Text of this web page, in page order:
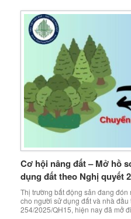
Cơ hội nâng đất – Mở hồ
dụng đất theo Nghị quyết
Thị trường bất động sản đang
cho người sử dụng đất và nhà
254/2025/QH15, hiện nay đã mở